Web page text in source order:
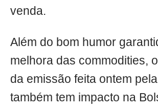
venda.
Além do bom humor
melhora das commodities,
da emissão feita ontem
também tem impacto na